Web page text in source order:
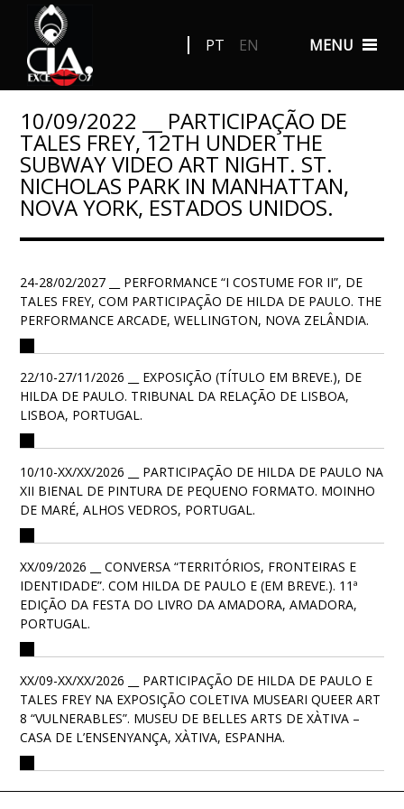
MENU
PT EN
10/09/2022 __ PARTICIPAÇÃO DE
TALES FREY, 12TH UNDER THE
SUBWAY VIDEO ART NIGHT. ST.
NICHOLAS PARK IN MANHATTAN,
NOVA YORK, ESTADOS UNIDOS.
24-28/02/2027 __ PERFORMANCE “I COSTUME FOR II”, DE
TALES FREY, COM PARTICIPAÇÃO DE HILDA DE PAULO. THE
PERFORMANCE ARCADE, WELLINGTON, NOVA ZELÂNDIA.
22/10-27/11/2026 __ EXPOSIÇÃO (TÍTULO EM BREVE.), DE
HILDA DE PAULO. TRIBUNAL DA RELAÇÃO DE LISBOA,
LISBOA, PORTUGAL.
10/10-XX/XX/2026 __ PARTICIPAÇÃO DE HILDA DE PAULO NA
XII BIENAL DE PINTURA DE PEQUENO FORMATO. MOINHO
DE MARÉ, ALHOS VEDROS, PORTUGAL.
XX/09/2026 __ CONVERSA “TERRITÓRIOS, FRONTEIRAS E
IDENTIDADE”. COM HILDA DE PAULO E (EM BREVE.). 11ª
EDIÇÃO DA FESTA DO LIVRO DA AMADORA, AMADORA,
PORTUGAL.
XX/09-XX/XX/2026 __ PARTICIPAÇÃO DE HILDA DE PAULO E
TALES FREY NA EXPOSIÇÃO COLETIVA MUSEARI QUEER ART
8 “VULNERABLES”. MUSEU DE BELLES ARTS DE XÀTIVA –
CASA DE L’ENSENYANÇA, XÀTIVA, ESPANHA.